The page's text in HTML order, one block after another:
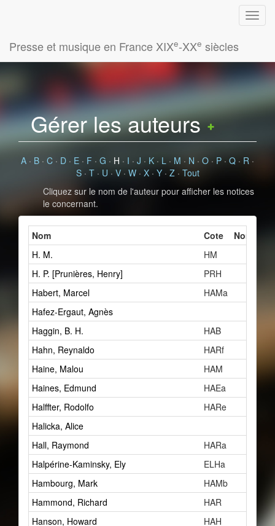
Presse et musique en France XIXe-XXe siècles
Gérer les auteurs
A · B · C · D · E · F · G · H · I · J · K · L · M · N · O · P · Q · R ·
S· T· U · V· W· X· Y· Z· Tout
Cliquez sur le nom de l'auteur pour afficher les notices
le concernant.
Nom Cote
Nombre
H. M.
HM
H. P. [Prunières, Henry]
PRH
Habert, Marcel
HAMa
Hafez-Ergaut, Agnès
Haggin, B. H.
HAB
Hahn, Reynaldo
HARf
Haine, Malou
HAM
Haines, Edmund
HAEa
Halffter, Rodolfo
HARe
Halicka, Alice
Hall, Raymond
HARa
Halpérine-Kaminsky, Ely
ELHa
Hambourg, Mark
HAMb
Hammond, Richard
HAR
Hanson, Howard
HAH